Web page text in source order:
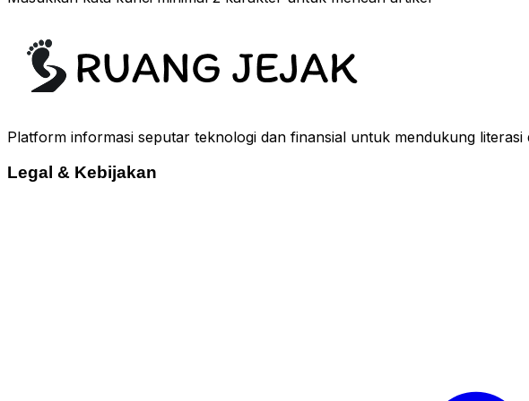
Platform informasi seputar teknologi dan finansial untuk mendukung
Legal & Kebijakan